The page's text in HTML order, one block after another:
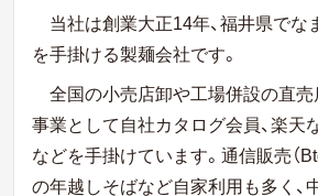
当社は創業大正14年、福井県で
を手掛ける製麺会社です。
全国の小売店卸や工場併設の直売
事業として自社カタログ会員、楽天
などを手掛けています。通信販売（
の年越しそばなど自家利用も多く、